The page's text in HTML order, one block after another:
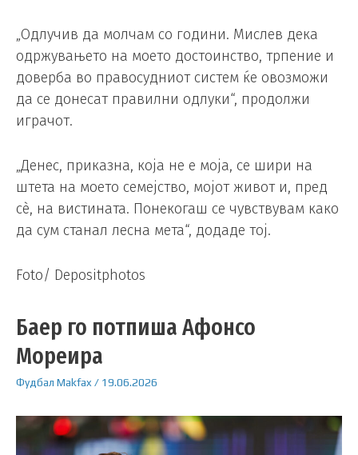
„Одлучив да молчам со години. Мислев дека
одржувањето на моето достоинство, трпение и
доверба во правосудниот систем ќе овозможи
да се донесат правилни одлуки“, продолжи
играчот.
„Денес, приказна, која не е моја, се шири на
штета на моето семејство, мојот живот и, пред
сè, на вистината. Понекогаш се чувствувам како
да сум станал лесна мета“, додаде тој.
Foto/ Depositphotos
Баер го потпиша Афонсо
Мореира
Фудбал Makfax / 19.06.2026